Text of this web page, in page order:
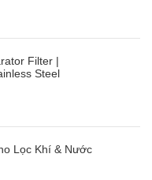
Filter |
Steel
Lọc Khí & Nước